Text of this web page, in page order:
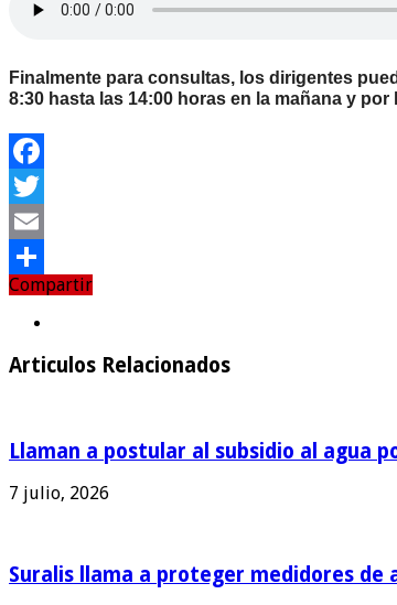
Finalmente para consultas, los dirigentes
8:30 hasta las 14:00 horas en la mañana y por
Facebook
Twitter
Email
Compartir
Compartir
Articulos Relacionados
Llaman a postular al subsidio al agua
7 julio, 2026
Suralis llama a proteger medidores